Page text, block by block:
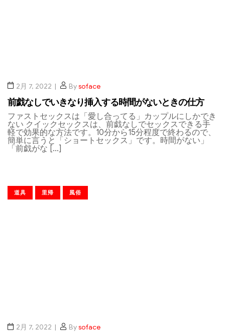
2月 7, 2022 Bysoface
前戯なしでいきなり挿入する時間がないときの仕方
ファストセックスは「愛し合ってる」カップルにしかでき
ない クイックセックスは、前戯なしでセックスできる手
軽で効果的な方法です。10分から15分程度で終わるので、
簡単に言うと「ショートセックス」です。時間がない」
「前戯がな […]
道具 里帰 風俗
2月 7, 2022 Bysoface